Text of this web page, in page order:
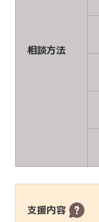
相談方法
支援内容